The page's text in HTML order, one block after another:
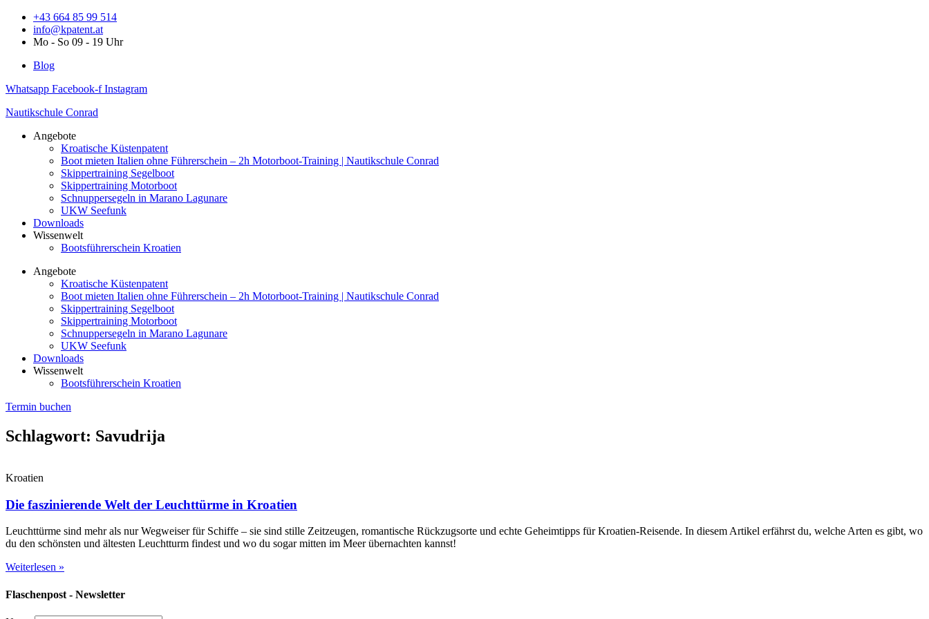
Zum
Inhalt
springen
+43 664 85 99 514
info@kpatent.at
Mo - So 09 - 19 Uhr
Blog
Whatsapp Facebook-f Instagram
Nautikschule Conrad
Angebote
Kroatische Küstenpatent
Boot mieten Italien ohne Führerschein – 2h Motorboot-Training | Nautikschule Conrad
Skippertraining Segelboot
Skippertraining Motorboot
Schnuppersegeln in Marano Lagunare
UKW Seefunk
Downloads
Wissenwelt
Bootsführerschein Kroatien
Angebote
Kroatische Küstenpatent
Boot mieten Italien ohne Führerschein – 2h Motorboot-Training | Nautikschule Conrad
Skippertraining Segelboot
Skippertraining Motorboot
Schnuppersegeln in Marano Lagunare
UKW Seefunk
Downloads
Wissenwelt
Bootsführerschein Kroatien
Termin buchen
Schlagwort: Savudrija
Kroatien
Die faszinierende Welt der Leuchttürme in Kroatien
Leuchttürme sind mehr als nur Wegweiser für Schiffe – sie sind stille Zeitzeugen, romantische Rückzugsorte und echte Geheimtipps für Kroatien-Reisende. In diesem Artikel erfährst du, welche Arten es gibt, wo
du den schönsten und ältesten Leuchtturm findest und wo du sogar mitten im Meer übernachten kannst!
Weiterlesen »
Flaschenpost - Newsletter